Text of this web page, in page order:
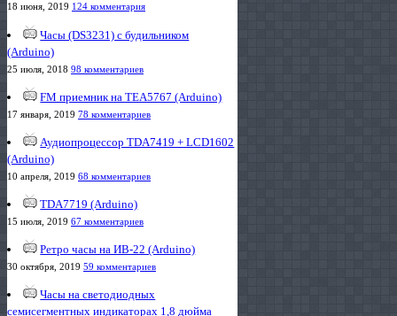
18 июня, 2019 124 комментария
Часы (DS3231) с будильником
(Arduino)
25 июля, 2018 98 комментариев
FM приемник на TEA5767 (Arduino)
17 января, 2019 78 комментариев
Аудиопроцессор TDA7419 + LCD1602
(Arduino)
10 апреля, 2019 68 комментариев
TDA7719 (Arduino)
15 июля, 2019 67 комментариев
Ретро часы на ИВ-22 (Arduino)
30 октября, 2019 59 комментариев
Часы на светодиодных
семисегментных индикаторах 1,8 дюйма